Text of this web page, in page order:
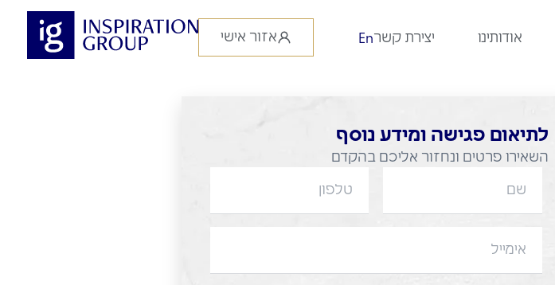
אודותינו יצירת קשרEn אזור אישי
לתיאום פגישה ומידע נוסף
השאירו פרטים ונחזור אליכם בהקדם